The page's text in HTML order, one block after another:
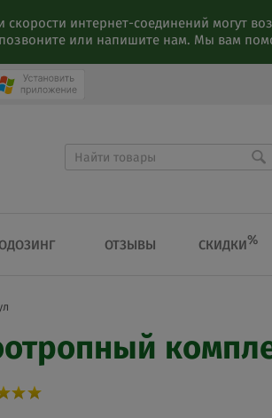
интернет-соединений могут
или напишите нам. Мы вам
ОТЗЫВЫ СКИДКИ%